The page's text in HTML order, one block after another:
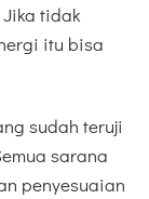
tidak
itu bisa
sudah teruji
sarana
penyesuaian